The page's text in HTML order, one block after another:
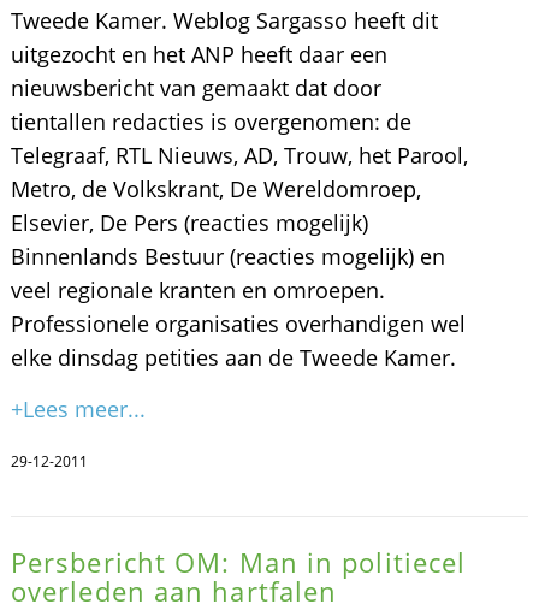
Tweede Kamer. Weblog Sargasso heeft dit
uitgezocht en het ANP heeft daar een
nieuwsbericht van gemaakt dat door
tientallen redacties is overgenomen: de
Telegraaf, RTL Nieuws, AD, Trouw, het Parool,
Metro, de Volkskrant, De Wereldomroep,
Elsevier, De Pers (reacties mogelijk)
Binnenlands Bestuur (reacties mogelijk) en
veel regionale kranten en omroepen.
Professionele organisaties overhandigen wel
elke dinsdag petities aan de Tweede Kamer.
+Lees meer...
29-12-2011
Persbericht OM: Man in politiecel
overleden aan hartfalen